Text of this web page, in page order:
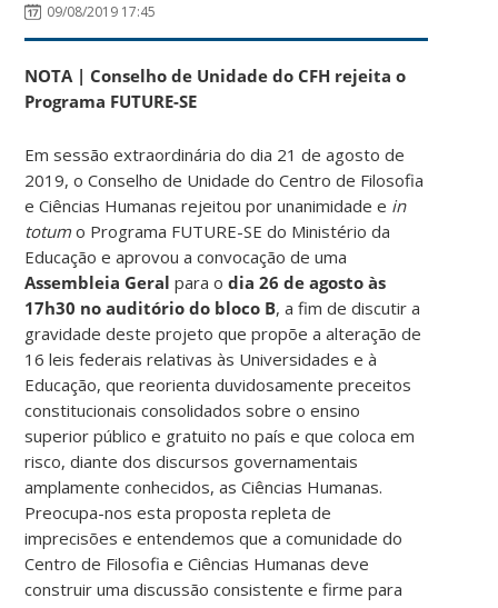
09/08/2019 17:45
NOTA | Conselho de Unidade do CFH rejeita o
Programa FUTURE-SE
Em sessão extraordinária do dia 21 de agosto de
2019, o Conselho de Unidade do Centro de Filosofia
e Ciências Humanas rejeitou por unanimidade e in
totum o Programa FUTURE-SE do Ministério da
Educação e aprovou a convocação de uma
Assembleia Geral para o dia 26 de agosto às
17h30 no auditório do bloco B, a fim de discutir a
gravidade deste projeto que propõe a alteração de
16 leis federais relativas às Universidades e à
Educação, que reorienta duvidosamente preceitos
constitucionais consolidados sobre o ensino
superior público e gratuito no país e que coloca em
risco, diante dos discursos governamentais
amplamente conhecidos, as Ciências Humanas.
Preocupa-nos esta proposta repleta de
imprecisões e entendemos que a comunidade do
Centro de Filosofia e Ciências Humanas deve
construir uma discussão consistente e firme para